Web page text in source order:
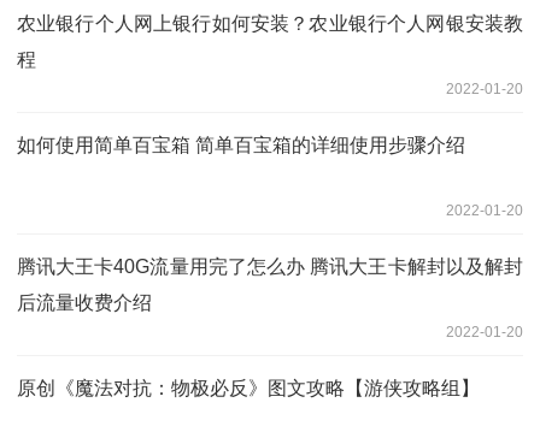
农业银行个人网上银行如何安装？农业银行个人网银安装教
程
2022-01-20
如何使用简单百宝箱 简单百宝箱的详细使用步骤介绍
2022-01-20
腾讯大王卡40G流量用完了怎么办 腾讯大王卡解封以及解封
后流量收费介绍
2022-01-20
原创《魔法对抗：物极必反》图文攻略【游侠攻略组】